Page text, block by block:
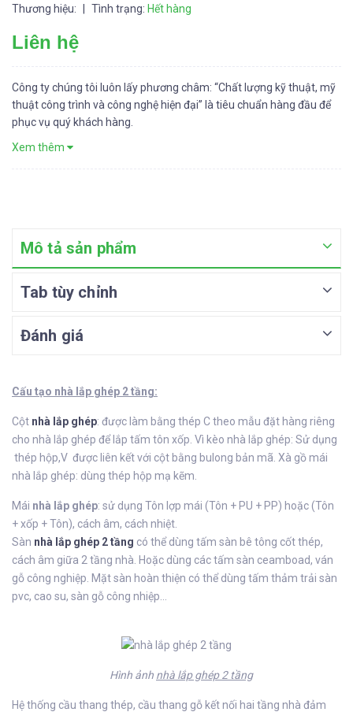
Thương hiệu: Tình trạng: Hết hàng
Liên hệ
Công ty chúng tôi luôn lấy phương châm: “Chất lượng kỹ thuật, mỹ
thuật công trình và công nghệ hiện đại” là tiêu chuẩn hàng đầu để
phục vụ quý khách hàng.
Xem thêm
Mô tả sản phẩm
Tab tùy chỉnh
Đánh giá
Cấu tạo nhà lắp ghép 2 tầng:
Cột nhà lắp ghép: được làm bằng thép C theo mẫu đặt hàng riêng
cho nhà lắp ghép để lắp tấm tôn xốp. Vì kèo nhà lắp ghép: Sử dụng
thép hộp,V được liên kết với cột bằng bulong bản mã. Xà gồ mái
nhà lắp ghép: dùng thép hộp mạ kẽm.
Mái nhà lắp ghép: sử dụng Tôn lợp mái (Tôn + PU + PP) hoặc (Tôn
+ xốp + Tôn), cách âm, cách nhiệt.
Sàn nhà lắp ghép 2 tầng có thể dùng tấm sàn bê tông cốt thép,
cách âm giữa 2 tầng nhà. Hoặc dùng các tấm sàn ceamboad, ván
gỗ công nghiệp. Mặt sàn hoàn thiện có thể dùng tấm thảm trải sàn
pvc, cao su, sàn gỗ công nhiệp...
Hình ảnh nhà lắp ghép 2 tầng
Hệ thống cầu thang thép, cầu thang gỗ kết nối hai tầng nhà đảm